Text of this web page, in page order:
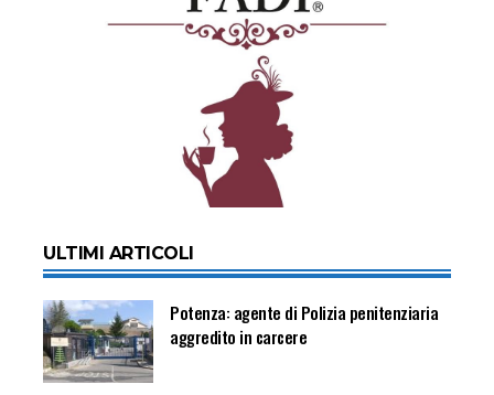
ULTIMI ARTICOLI
Potenza: agente di Polizia penitenziaria
aggredito in carcere